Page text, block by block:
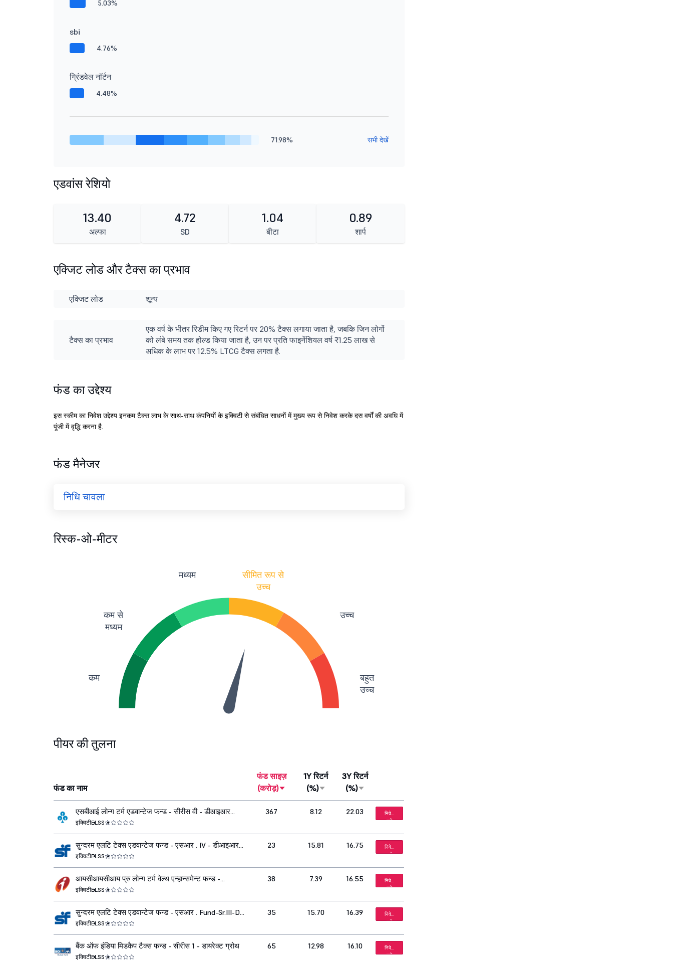
5.03%
sbi
4.76%
ग्रिंडवेल नॉर्टन
4.48%
71.98% सभी देखें
एडवांस रेशियो
13.40
अल्फा
4.72
SD
1.04
बीटा
0.89
शार्प
एक्जिट लोड और टैक्स का प्रभाव
एक्जिट लोड शून्य
टैक्स का प्रभाव
एक वर्ष के भीतर रिडीम किए गए रिटर्न पर 20% टैक्स लगाया जाता है, जबकि जिन लोगों
को लंबे समय तक होल्ड किया जाता है, उन पर प्रति फाइनेंशियल वर्ष ₹1.25 लाख से
अधिक के लाभ पर 12.5% LTCG टैक्स लगता है.
फंड का उद्देश्य
इस स्कीम का निवेश उद्देश्य इनकम टैक्स लाभ के साथ-साथ कंपनियों के इक्विटी से संबंधित साधनों में मुख्य रूप से निवेश करके दस वर्षों की अवधि में
पूंजी में वृद्धि करना है.
फंड मैनेजर
निधि चावला
रिस्क-ओ-मीटर
कम
कम से
मध्यम
मध्यम
सीमित रूप से
उच्च
उच्च
बहुत
उच्च
पीयर की तुलना
फंड का नाम
फंड साइज़
(करोड़)
1Y रिटर्न
(%)
3Y रिटर्न
(%)
एसबीआई लोन्ग टर्म एडवान्टेज फन्ड - सीरीस वी - डीआइआर
ग्रोथ
इक्विटीELSS
367 8.12 22.03
निवेश
करें
सुन्दरम एलटि टेक्स एडवान्टेज फन्ड - एसआर . IV - डीआइआर
ग्रोथ
इक्विटीELSS
23 15.81 16.75
निवेश
करें
आयसीआयसीआय प्रु लोन्ग टर्म वेल्थ एन्हान्समेन्ट फन्ड -
डीआइआर ग्रोथ
इक्विटीELSS
38 7.39 16.55
निवेश
करें
सुन्दरम एलटि टेक्स एडवान्टेज फन्ड - एसआर . Fund-Sr.III-Dir
- डीआइआर ग्रोथ
इक्विटीELSS
35 15.70 16.39
निवेश
करें
बैंक ऑफ इंडिया मिडकैप टैक्स फन्ड - सीरीस 1 - डायरेक्ट ग्रोथ
इक्विटीELSS
65 12.98 16.10
निवेश
करें